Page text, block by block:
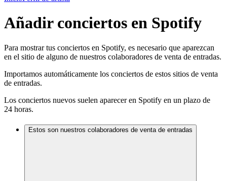
Añadir conciertos en Spotify
Para mostrar tus conciertos en Spotify, es necesario que aparezcan
en el sitio de alguno de nuestros colaboradores de venta de entradas.
Importamos automáticamente los conciertos de estos sitios de venta
de entradas.
Los conciertos nuevos suelen aparecer en Spotify en un plazo de
24 horas.
Estos son nuestros colaboradores de venta de entradas